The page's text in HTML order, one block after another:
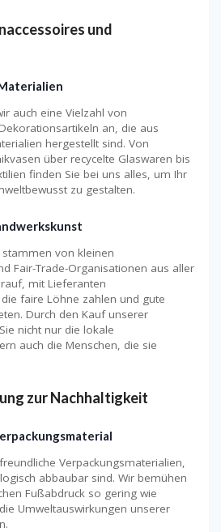
und
auch eine Vielzahl von
an, die aus
hergestellt sind. Von
über recycelte Glaswaren bis
finden Sie bei uns alles, um Ihr
zu gestalten.
von kleinen
Fair-Trade-Organisationen aus aller
mit Lieferanten
faire Löhne zahlen und gute
Durch den Kauf unserer
nicht nur die lokale
auch die Menschen, die sie
zur Nachhaltigkeit
Verpackungsmaterialien,
abbaubar sind. Wir bemühen
Fußabdruck so gering wie
Umweltauswirkungen unserer